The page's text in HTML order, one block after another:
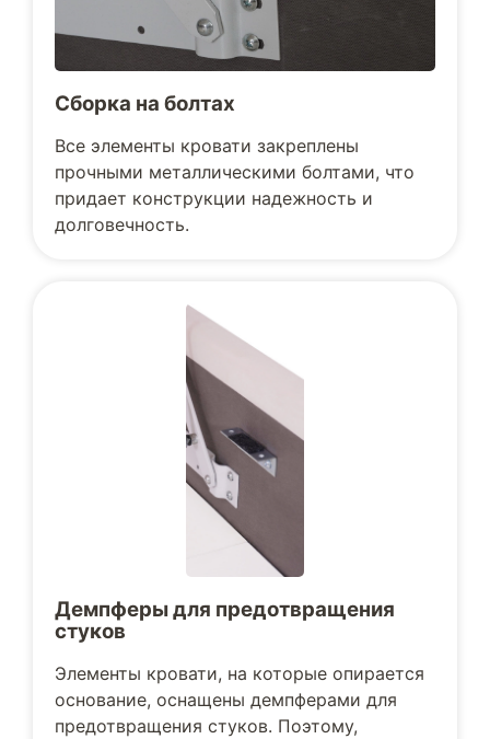
Сборка на болтах
Все элементы кровати закреплены
прочными металлическими болтами, что
придает конструкции надежность и
долговечность.
Демпферы для предотвращения
стуков
Элементы кровати, на которые опирается
основание, оснащены демпферами для
предотвращения стуков. Поэтому,